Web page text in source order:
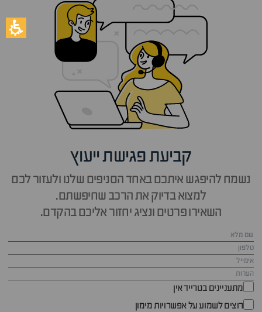
קביעת פגישת ייעוץ
נשמח להיפגש איתכם באחד הסניפים שלנו ולעזור לכם
למצוא בדיוק את הרכב שחיפשתם.
השאירו פרטים ונציג יחזור אליכם בהקדם.
מתעניינים בטרייד אין
רוצים לשמוע על אפשרויות מימון